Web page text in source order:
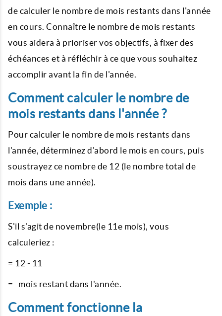
de calculer le nombre de mois restants dans l'année
en cours. Connaître le nombre de mois restants
vous aidera à prioriser vos objectifs, à fixer des
échéances et à réfléchir à ce que vous souhaitez
accomplir avant la fin de l'année.
Comment calculer le nombre de
mois restants dans l'année ?
Pour calculer le nombre de mois restants dans
l'année, déterminez d'abord le mois en cours, puis
soustrayez ce nombre de 12 (le nombre total de
mois dans une année).
Exemple :
S'il s'agit de novembre(le 11e mois), vous
calculeriez :
= 12 - 11
= mois restant dans l'année.
Comment fonctionne la